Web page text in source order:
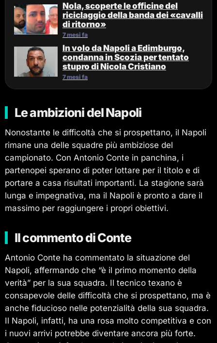
Nola, scoperte le officine del
riciclaggio della banda dei «cavalli
di ritorno»
7 mesi fa
In volo da Napoli a Edimburgo,
condanna in Scozia per tentato
stupro di Nicola Cristiano
7 mesi fa
Le ambizioni del Napoli
Nonostante le difficoltà che si prospettano, il Napoli
rimane una delle squadre più ambiziose del
campionato. Con Antonio Conte in panchina, i
partenopei sperano di poter lottare per il titolo e di
portare a casa risultati importanti. La stagione sarà
lunga e impegnativa, ma il Napoli è pronto a dare il
massimo per raggiungere i propri obiettivi.
Il commento di Conte
Antonio Conte ha commentato la situazione del
Napoli, affermando che “è il primo momento della
verità” per la sua squadra. Il tecnico texano è
consapevole delle difficoltà che si prospettano, ma è
anche fiducioso nelle potenzialità della sua squadra.
Il Napoli, infatti, ha una rosa molto competitiva e con
i nuovi arrivi potrebbe diventare ancora più forte.